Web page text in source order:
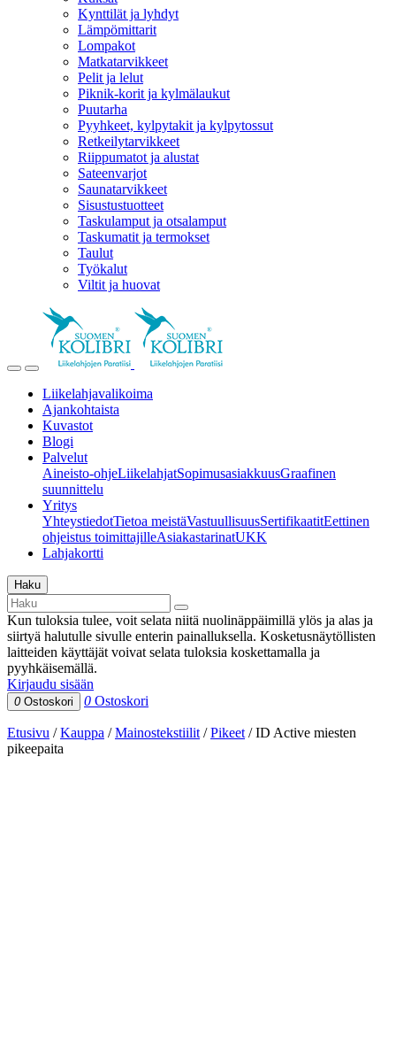
Kynttilät ja lyhdyt
Lämpömittarit
Lompakot
Matkatarvikkeet
Pelit ja lelut
Piknik-korit ja kylmälaukut
Puutarha
Pyyhkeet, kylpytakit ja kylpytossut
Retkeilytarvikkeet
Riippumatot ja alustat
Sateenvarjot
Saunatarvikkeet
Sisustustuotteet
Taskulamput ja otsalamput
Taskumatit ja termokset
Taulut
Työkalut
Viltit ja huovat
Liikelahjavalikoima
Ajankohtaista
Kuvastot
Blogi
Palvelut
Aineisto-ohjeLiikelahjatSopimusasiakkuusGraafinen
suunnittelu
Yritys
YhteystiedotTietoa meistäVastuullisuusSertifikaatitEettinen
ohjeistus toimittajilleAsiakastarinatUKK
Lahjakortti
Haku
Kun tuloksia tulee, voit selata niitä nuolinäppäimillä ylös ja alas ja
siirtyä halutulle sivulle enterin painalluksella. Kosketusnäytöllisten
laitteiden käyttäjät voivat selata tuloksia koskettamalla ja
pyyhkäisemällä.
Kirjaudu sisään
0 Ostoskori 0 Ostoskori
Etusivu /Kauppa /Mainostekstiilit /Pikeet /ID Active miesten
pikeepaita